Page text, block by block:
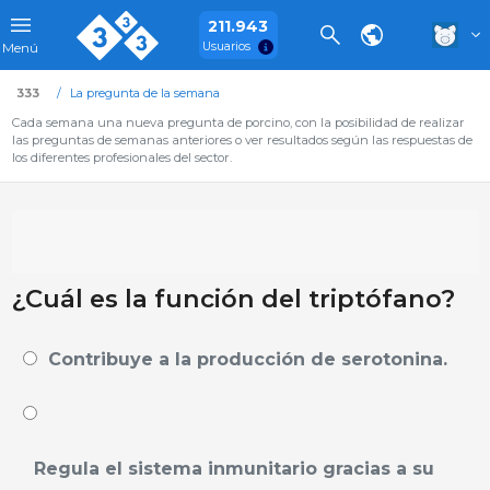
Menú
211.943
Usuarios
333
La pregunta de la semana
Cada semana una nueva pregunta de porcino, con la posibilidad de realizar
las preguntas de semanas anteriores o ver resultados según las respuestas de
los diferentes profesionales del sector.
¿Cuál es la función del triptófano?
Contribuye a la producción de serotonina.
Regula el sistema inmunitario gracias a su